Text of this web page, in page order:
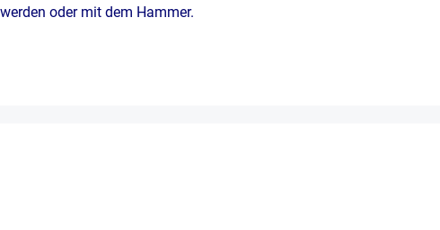
oder mit dem Hammer.